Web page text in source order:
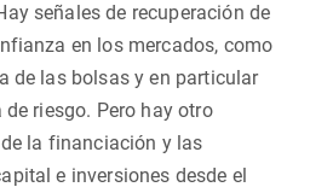
señales de recuperación de
en los mercados, como
de las bolsas y en particular
riesgo. Pero hay otro
la financiación y las
e inversiones desde el